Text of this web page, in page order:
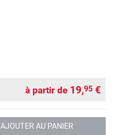
à partir de 19,95 €
AJOUTER AU PANIER